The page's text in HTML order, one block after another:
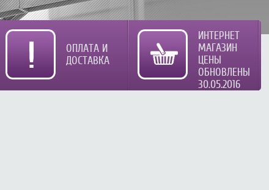
ОПЛАТА И
ДОСТАВКА
ИНТЕРНЕТ
МАГАЗИН
ЦЕНЫ
ОБНОВЛЕНЫ
30.05.2016